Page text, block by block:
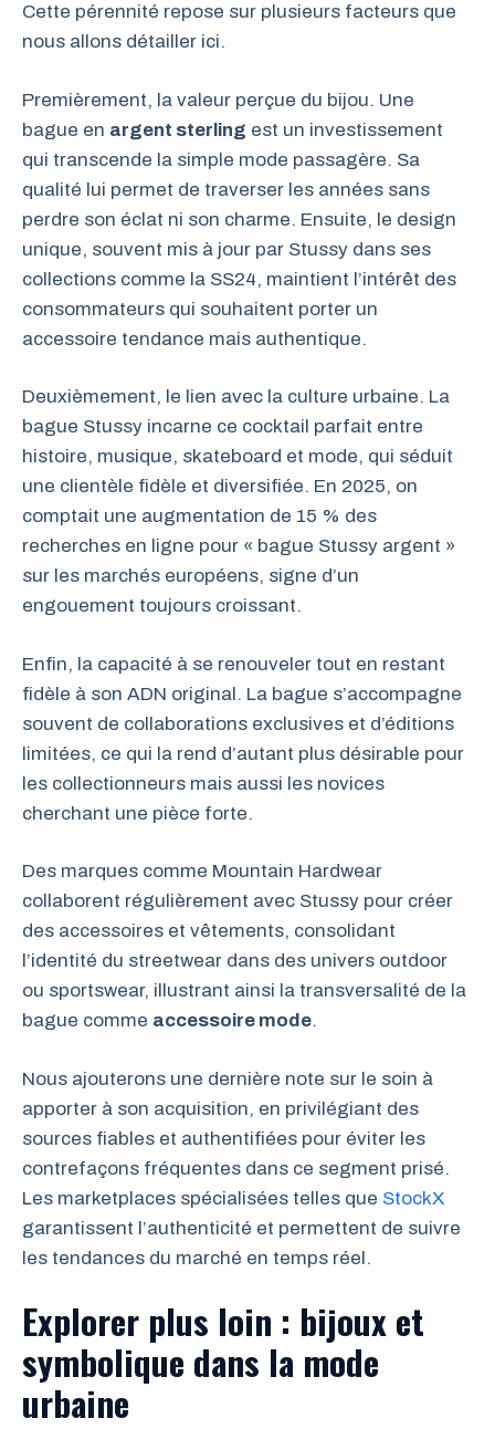
Cette pérennité repose sur plusieurs facteurs que
nous allons détailler ici.
Premièrement, la valeur perçue du bijou. Une
bague en argent sterling est un investissement
qui transcende la simple mode passagère. Sa
qualité lui permet de traverser les années sans
perdre son éclat ni son charme. Ensuite, le design
unique, souvent mis à jour par Stussy dans ses
collections comme la SS24, maintient l’intérêt des
consommateurs qui souhaitent porter un
accessoire tendance mais authentique.
Deuxièmement, le lien avec la culture urbaine. La
bague Stussy incarne ce cocktail parfait entre
histoire, musique, skateboard et mode, qui séduit
une clientèle fidèle et diversifiée. En 2025, on
comptait une augmentation de 15 % des
recherches en ligne pour « bague Stussy argent »
sur les marchés européens, signe d’un
engouement toujours croissant.
Enfin, la capacité à se renouveler tout en restant
fidèle à son ADN original. La bague s’accompagne
souvent de collaborations exclusives et d’éditions
limitées, ce qui la rend d’autant plus désirable pour
les collectionneurs mais aussi les novices
cherchant une pièce forte.
Des marques comme Mountain Hardwear
collaborent régulièrement avec Stussy pour créer
des accessoires et vêtements, consolidant
l’identité du streetwear dans des univers outdoor
ou sportswear, illustrant ainsi la transversalité de la
bague comme accessoire mode.
Nous ajouterons une dernière note sur le soin à
apporter à son acquisition, en privilégiant des
sources fiables et authentifiées pour éviter les
contrefaçons fréquentes dans ce segment prisé.
Les marketplaces spécialisées telles que StockX
garantissent l’authenticité et permettent de suivre
les tendances du marché en temps réel.
Explorer plus loin : bijoux et
symbolique dans la mode
urbaine